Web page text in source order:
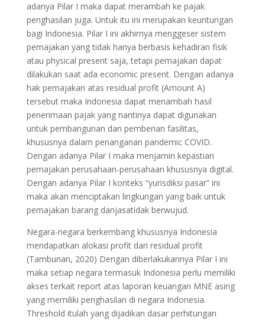
adanya Pilar I maka dapat merambah ke pajak
penghasilan juga. Untuk itu ini merupakan keuntungan
bagi Indonesia. Pilar I ini akhirnya menggeser sistem
pemajakan yang tidak hanya berbasis kehadiran fisik
atau physical present saja, tetapi pemajakan dapat
dilakukan saat ada economic present. Dengan adanya
hak pemajakan atas residual profit (Amount A)
tersebut maka Indonesia dapat menambah hasil
penerimaan pajak yang nantinya dapat digunakan
untuk pembangunan dan pemberian fasilitas,
khususnya dalam penanganan pandemic COVID.
Dengan adanya Pilar I maka menjamin kepastian
pemajakan perusahaan-perusahaan khususnya digital.
Dengan adanya Pilar I konteks “yurisdiksi pasar” ini
maka akan menciptakan lingkungan yang baik untuk
pemajakan barang danjasatidak berwujud.
Negara-negara berkembang khususnya Indonesia
mendapatkan alokasi profit dari residual profit
(Tambunan, 2020) Dengan diberlakukannya Pilar I ini
maka setiap negara termasuk Indonesia perlu memiliki
akses terkait report atas laporan keuangan MNE asing
yang memiliki penghasilan di negara Indonesia.
Threshold itulah yang dijadikan dasar perhitungan